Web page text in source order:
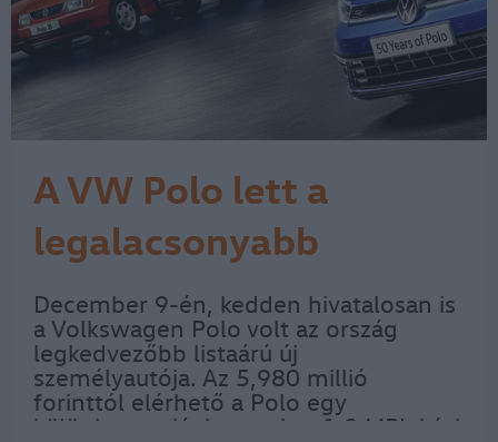
A VW Polo lett a
legalacsonyabb
listaárú modell
December 9-én, kedden hivatalosan is
a Volkswagen Polo volt az ország
legkedvezőbb listaárú új
személyautója. Az 5,980 millió
forinttól elérhető a Polo egy
különleges ajánlat, ami az 1.0 MPI, kézi